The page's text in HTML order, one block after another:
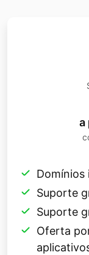
a
Domínios
Suporte
Suporte
Oferta